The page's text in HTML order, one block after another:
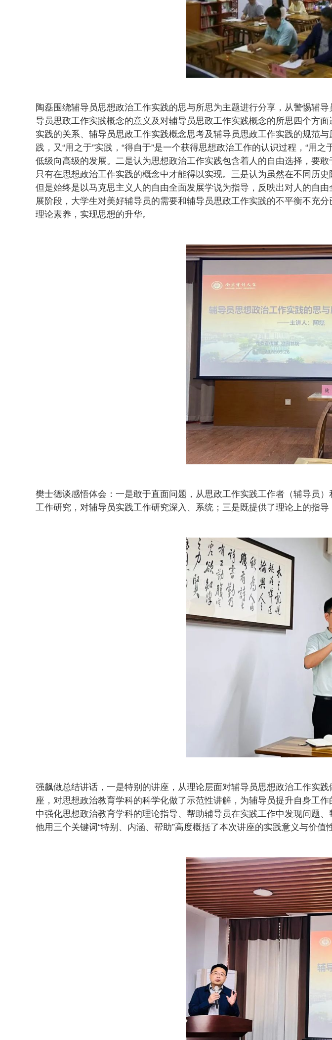
陶磊围绕辅导员思想政治工作实践的思与所思为主题进行分享，从警惕辅
导员思政工作实践概念的意义及对辅导员思政工作实践概念的所思四个方
实践的关系、辅导员思政工作实践概念思考及辅导员思政工作实践的规范
践，又“用之于”实践，“得自于”是一个获得思想政治工作的认识过程，“用
低级向高级的发展。二是认为思想政治工作实践包含着人的自由选择，要
只有在思想政治工作实践的概念中才能得以实现。三是认为虽然在不同历
但是始终是以马克思主义人的自由全面发展学说为指导，反映出对人的自
展阶段，大学生对美好辅导员的需要和辅导员思政工作实践的不平衡不充
理论素养，实现思想的升华。
樊士德谈感悟体会：一是敢于直面问题，从思政工作实践工作者（辅导员
工作研究，对辅导员实践工作研究深入、系统；三是既提供了理论上的指
强飙做总结讲话，一是特别的讲座，从理论层面对辅导员思想政治工作实
座，对思想政治教育学科的科学化做了示范性讲解，为辅导员提升自身工
中强化思想政治教育学科的理论指导、帮助辅导员在实践工作中发现问题
他用三个关键词“特别、内涵、帮助”高度概括了本次讲座的实践意义与价值性